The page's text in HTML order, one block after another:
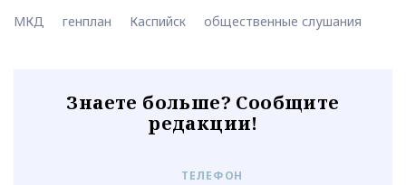
МКД генплан Каспийск общественные слушания
Знаете больше? Сообщите
редакции!
ТЕЛЕФОН